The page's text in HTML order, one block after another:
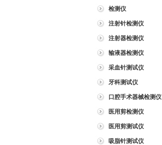
检测仪
注射针检测仪
注射器检测仪
输液器检测仪
采血针测试仪
牙科测试仪
口腔手术器械检测仪
医用剪检测仪
医用剪测试仪
吸脂针测试仪